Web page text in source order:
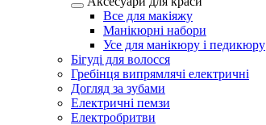
Все для макіяжу
Манікюрні набори
Усе для манікюру і педикюру
Бігуді для волосся
Гребінця випрямлячі електричні
Догляд за зубами
Електричні пемзи
Електробритви